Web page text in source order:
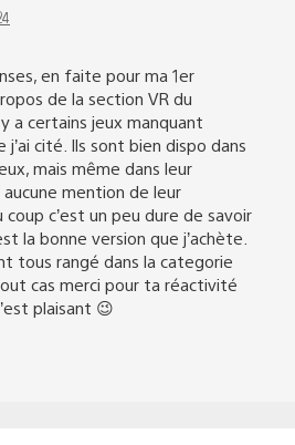
en faite pour ma 1er
de la section VR du
a certains jeux manquant
j’ai cité. Ils sont bien dispo dans
mais même dans leur
mention de leur
c’est un peu dure de savoir
la bonne version que j’achète.
tous rangé dans la categorie
cas merci pour ta réactivité
plaisant 😉